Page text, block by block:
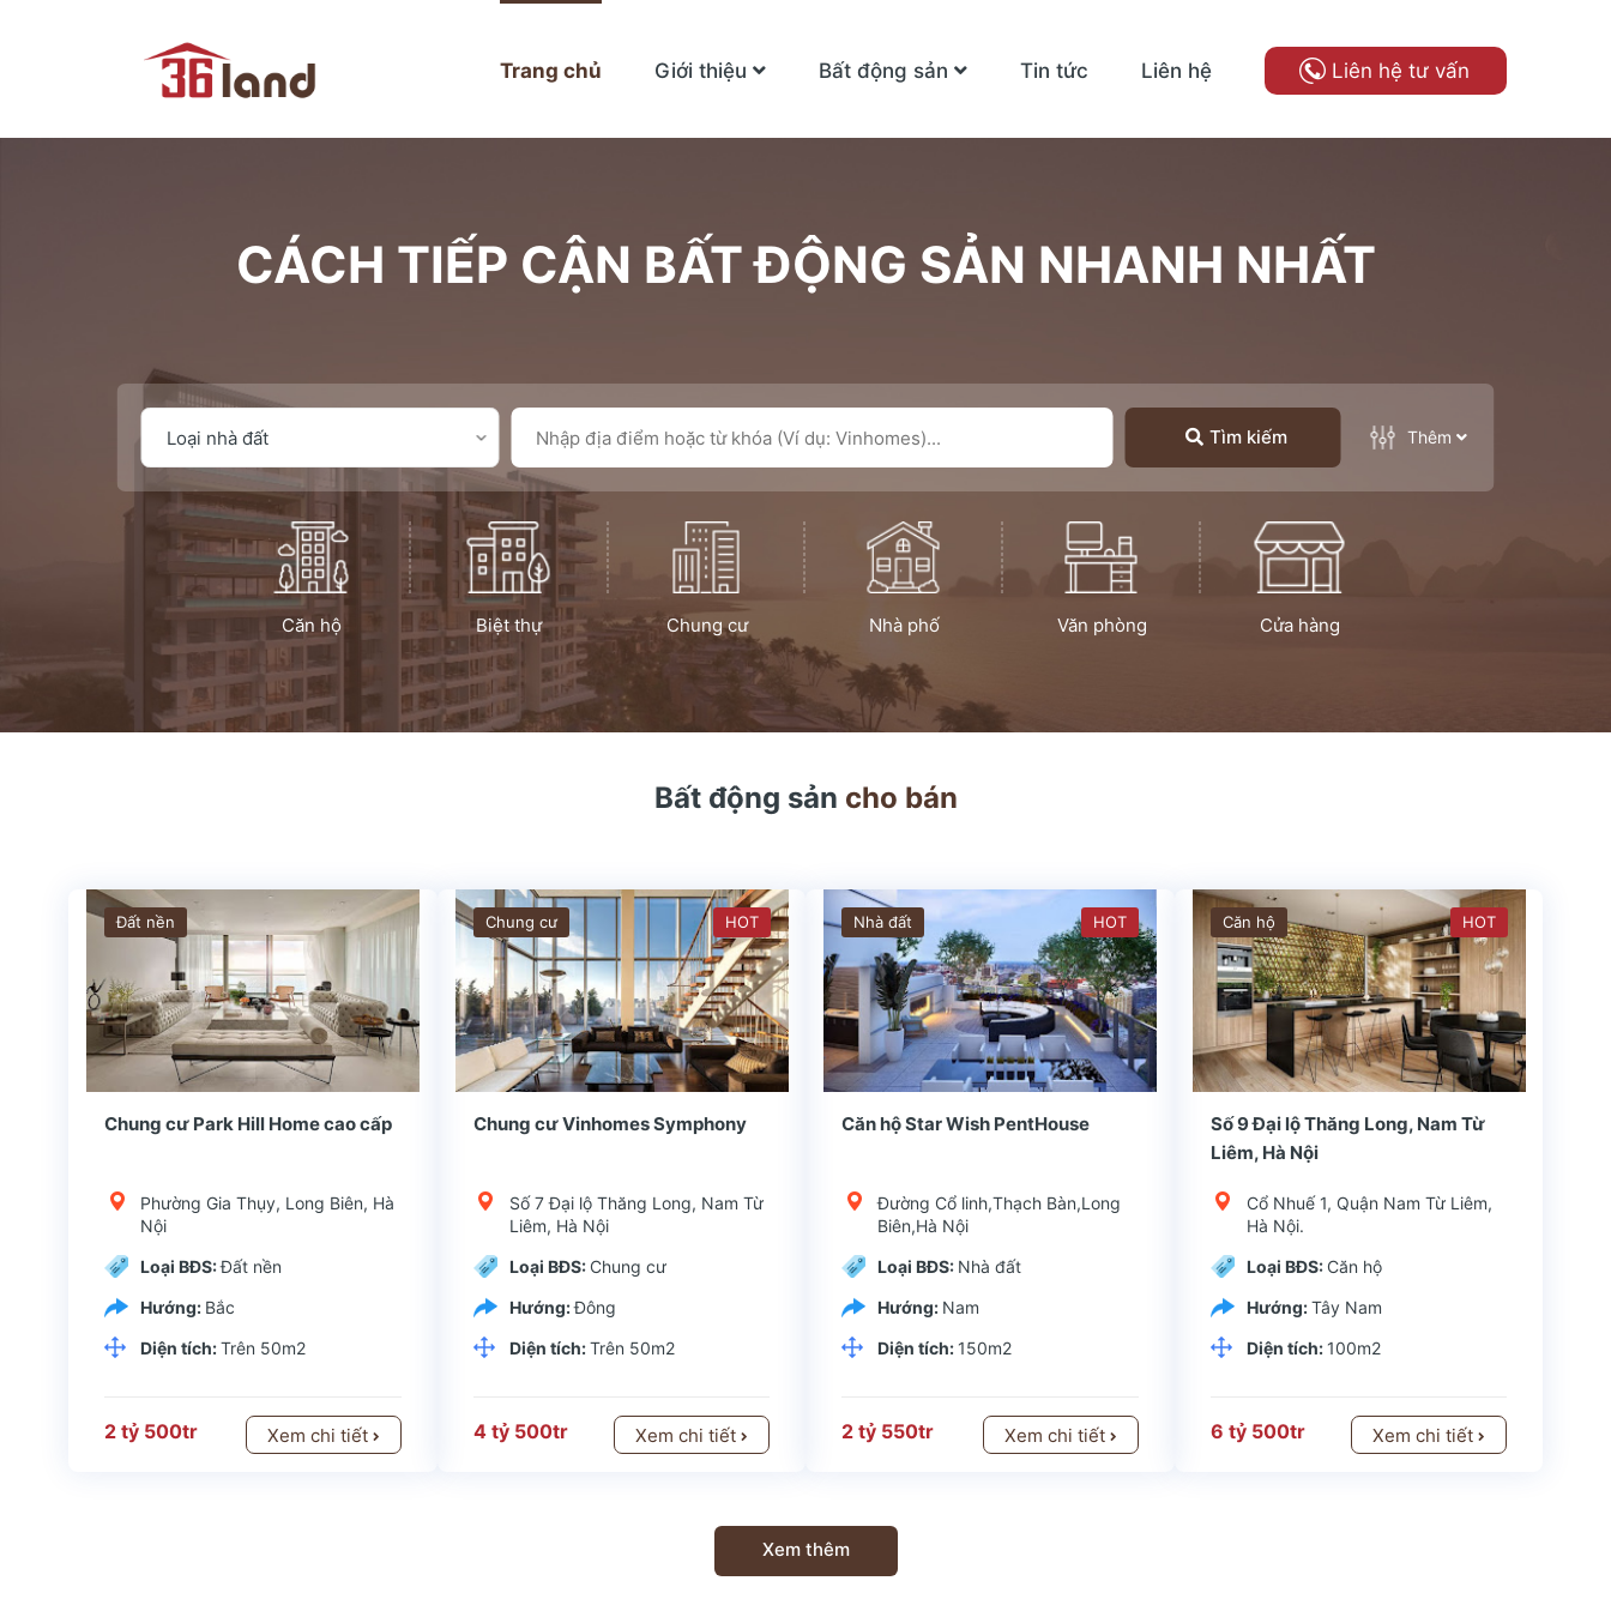
Trang chủ Giới thiệu Bất động sản Tin tức Liên hệ Liên hệ tư vấn
CÁCH TIẾP CẬN BẤT ĐỘNG SẢN NHANH NHẤT
Tìm kiếm Thêm
Căn hộ Biệt thự Chung cư Nhà phố Văn phòng Cửa hàng
Bất động sản cho bán
Đất nền
Chung cư Park Hill Home cao cấp
Phường Gia Thụy, Long Biên, Hà
Nội
Loại BĐS:Đất nền
Hướng: Bắc
Diện tích:Trên 50m2
2 tỷ 500tr Xem chi tiết
Chung cư HOT
Chung cư Vinhomes Symphony
Số 7 Đại lộ Thăng Long, Nam Từ
Liêm, Hà Nội
Loại BĐS: Chung cư
Hướng:Đông
Diện tích:Trên 50m2
4 tỷ 500tr Xem chi tiết
Nhà đất HOT
Căn hộ Star Wish PentHouse
Đường Cổ linh,Thạch Bàn,Long
Biên,Hà Nội
Loại BĐS: Nhà đất
Hướng: Nam
Diện tích: 150m2
2 tỷ 550tr Xem chi tiết
Căn hộ HOT
Số 9 Đại lộ Thăng Long, Nam Từ
Liêm, Hà Nội
Cổ Nhuế 1, Quận Nam Từ Liêm,
Hà Nội.
Loại BĐS: Căn hộ
Hướng:Tây Nam
Diện tích: 100m2
6 tỷ 500tr Xem chi tiết
Xem thêm